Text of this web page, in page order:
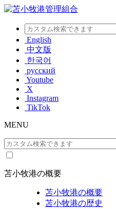
English
中文版
한국어
русский
Youtube
X
Instagram
TikTok
MENU
苫小牧港の概要
苫小牧港の概要
苫小牧港の歴史